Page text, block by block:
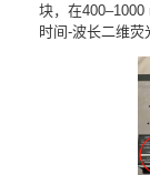
块，在
时间-波长二维荧